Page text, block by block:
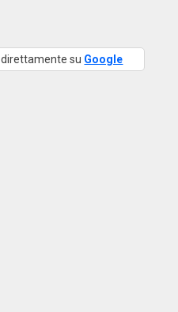
direttamente su Google